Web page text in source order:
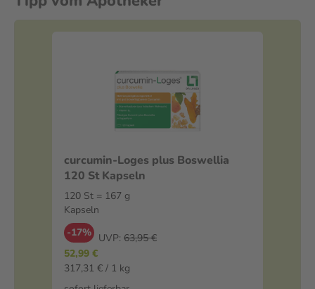
curcumin-Loges plus Boswellia
120 St Kapseln
120 St = 167 g
Kapseln
-17% UVP: 63,95 €
52,99 €
317,31 € / 1 kg